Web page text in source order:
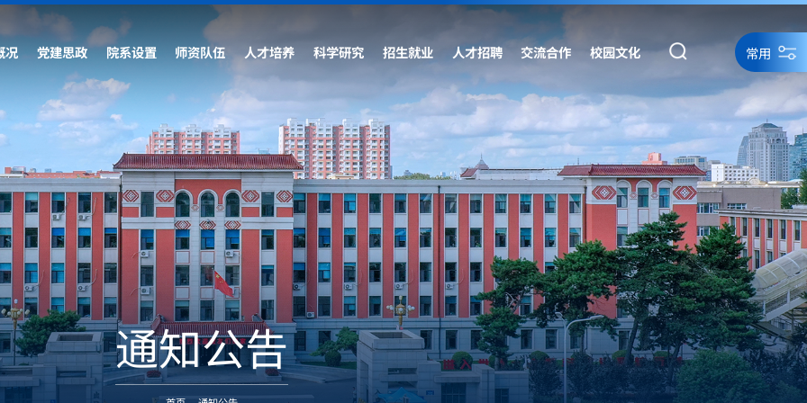
况 党建思政 院系设置 师资队伍 人才培养 科学研究 招生就业 人才招聘 交流合作 校园文化 常用
通知公告